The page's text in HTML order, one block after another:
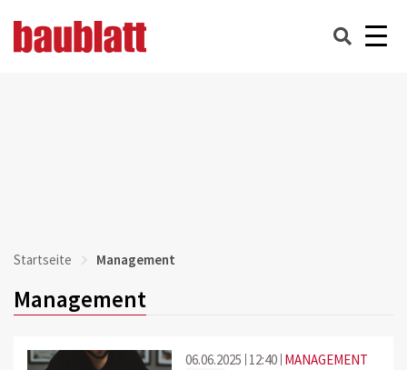
Startseite Management
Management
06.06.2025 12:40 MANAGEMENT